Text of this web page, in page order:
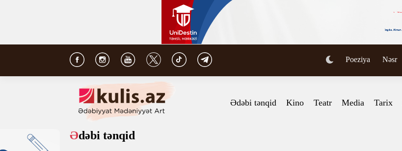
Poeziya Nəsr
Ədəbi tənqid Kino Teatr Media Tarix
Ədəbi tənqid